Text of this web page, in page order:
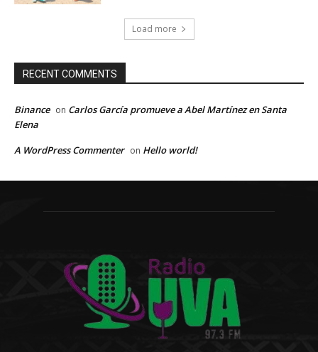
Load more
RECENT COMMENTS
Binance on Carlos García promueve a Abel Martínez en Santa
Elena
A WordPress Commenter on Hello world!